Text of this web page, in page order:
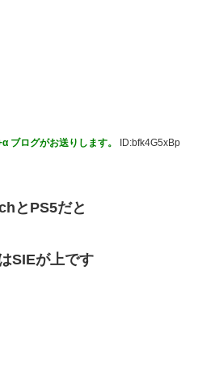
ブログがお送りします。 ID:bfk4G5xBp
とPS5だと
SIEが上です